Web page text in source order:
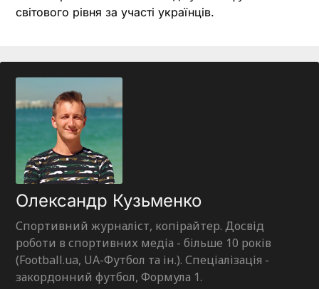
світового рівня за участі українців.
Олександр Кузьменко
Спортивний журналіст, копірайтер. Досвід
роботи в спортивних медіа - більше 10 років
(Football.ua, UA-Футбол та ін.). Спеціалізація -
закордонний футбол, Формула 1.